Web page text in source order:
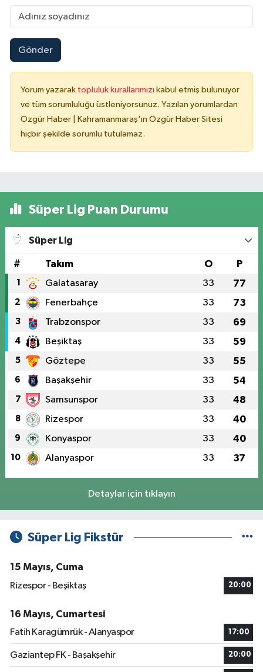
Gönder
Yorum yazarak topluluk kurallarımızı kabul etmiş bulunuyor
ve tüm sorumluluğu üstleniyorsunuz. Yazılan yorumlardan
Özgür Haber | Kahramanmaraş'ın Özgür Haber Sitesi
hiçbir şekilde sorumlu tutulamaz.
Süper Lig Puan Durumu
Süper Lig
# Takım O P
1 Galatasaray 33 77
2 Fenerbahçe 33 73
3 Trabzonspor 33 69
4 Beşiktaş 33 59
5 Göztepe 33 55
6 Başakşehir 33 54
7 Samsunspor 33 48
8 Rizespor 33 40
9 Konyaspor 33 40
10 Alanyaspor 33 37
Detaylar için tıklayın
Süper Lig Fikstür
15 Mayıs, Cuma
Rizespor - Beşiktaş
20:00
16 Mayıs, Cumartesi
Fatih Karagümrük - Alanyaspor
17:00
Gaziantep FK - Başakşehir 20:00